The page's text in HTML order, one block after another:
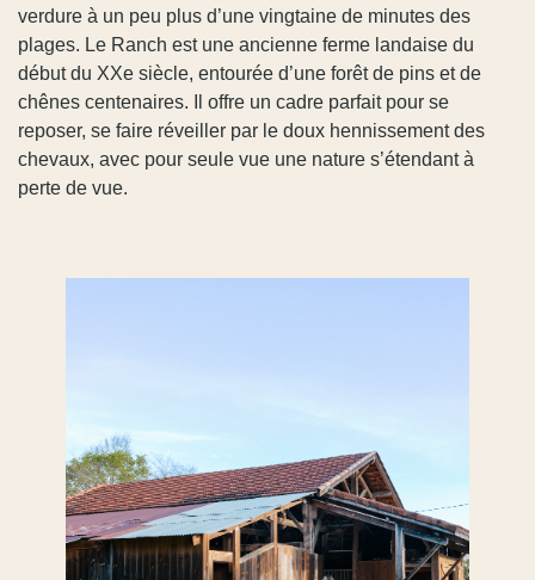
verdure à un peu plus d’une vingtaine de minutes des
plages. Le Ranch est une ancienne ferme landaise du
début du XXe siècle, entourée d’une forêt de pins et de
chênes centenaires. Il offre un cadre parfait pour se
reposer, se faire réveiller par le doux hennissement des
chevaux, avec pour seule vue une nature s’étendant à
perte de vue.